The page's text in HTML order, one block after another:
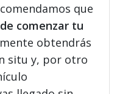
que
comenzar tu
obtendrás
situ y, por otro